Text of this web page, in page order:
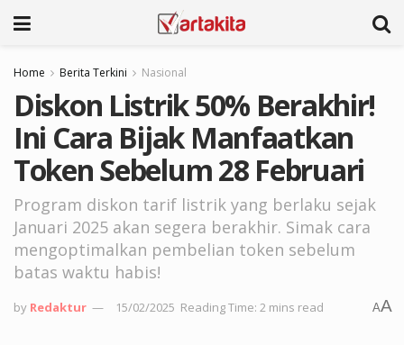
Home Berita Terkini Nasional
Diskon Listrik 50% Berakhir!
Ini Cara Bijak Manfaatkan
Token Sebelum 28 Februari
Program diskon tarif listrik yang berlaku sejak
Januari 2025 akan segera berakhir. Simak cara
mengoptimalkan pembelian token sebelum
batas waktu habis!
by Redaktur 15/02/2025 Reading Time: 2 mins read AA